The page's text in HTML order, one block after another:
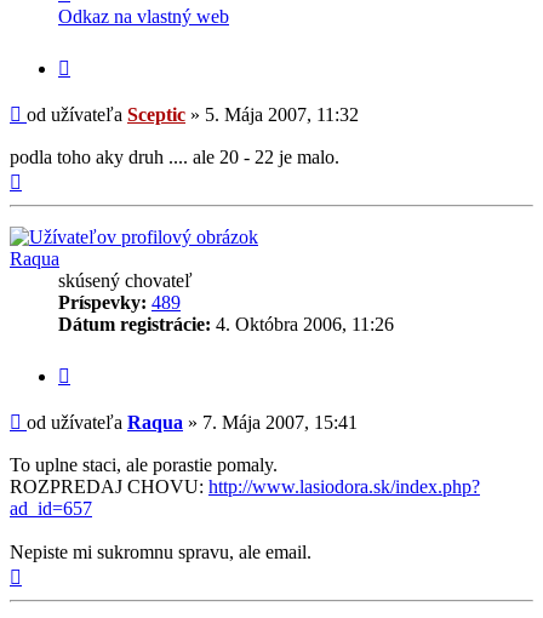
informácie
užívateľa
Sceptic
Odkaz na vlastný web
Príspevok
od užívateľa Sceptic » 5. Mája 2007, 11:32
podla toho aky druh .... ale 20 - 22 je malo.
Raqua
skúsený chovateľ
Príspevky: 489
Dátum registrácie: 4. Októbra 2006, 11:26
Príspevok
od užívateľa Raqua » 7. Mája 2007, 15:41
To uplne staci, ale porastie pomaly.
ROZPREDAJ CHOVU: http://www.lasiodora.sk/index.php?
ad_id=657
Nepiste mi sukromnu spravu, ale email.